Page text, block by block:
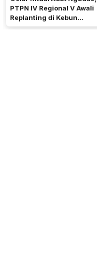
PTPN IV Regional V Awali
Replanting di Kebun
Kembayan